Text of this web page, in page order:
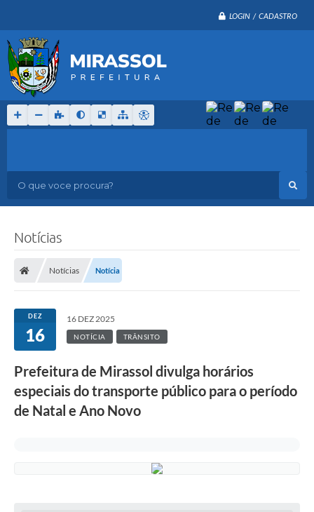
LOGIN / CADASTRO
O que voce procura?
Notícias
Notícias Notícia
DEZ
16
16 DEZ 2025
NOTÍCIA TRÂNSITO
Prefeitura de Mirassol divulga horários
especiais do transporte público para o período
de Natal e Ano Novo